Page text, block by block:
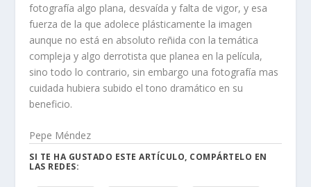
fotografía algo plana, desvaída y falta de vigor, y esa
fuerza de la que adolece plásticamente la imagen
aunque no está en absoluto reñida con la temática
compleja y algo derrotista que planea en la película,
sino todo lo contrario, sin embargo una fotografía mas
cuidada hubiera subido el tono dramático en su
beneficio.
Pepe Méndez
SI TE HA GUSTADO ESTE ARTÍCULO, COMPÁRTELO EN
LAS REDES: